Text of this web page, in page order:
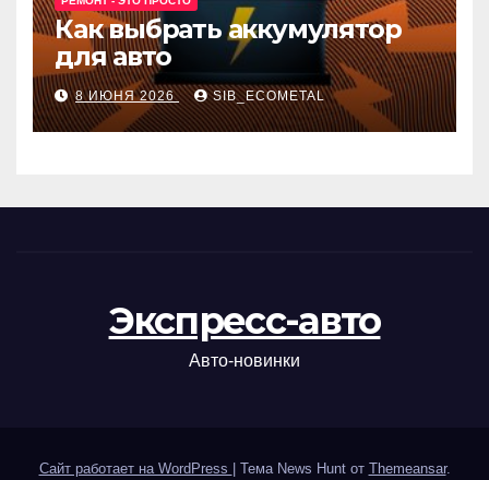
Как выбрать аккумулятор
для авто
8 ИЮНЯ 2026 SIB_ECOMETAL
Экспресс-авто
Авто-новинки
Сайт работает на WordPress Тема News Hunt от Themeansar.